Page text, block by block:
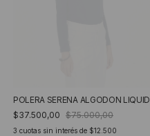
POLERA SERENA ALGODON LIQUID
$37.500,00 $75.000,00
3 cuotas sin interés de $12.500